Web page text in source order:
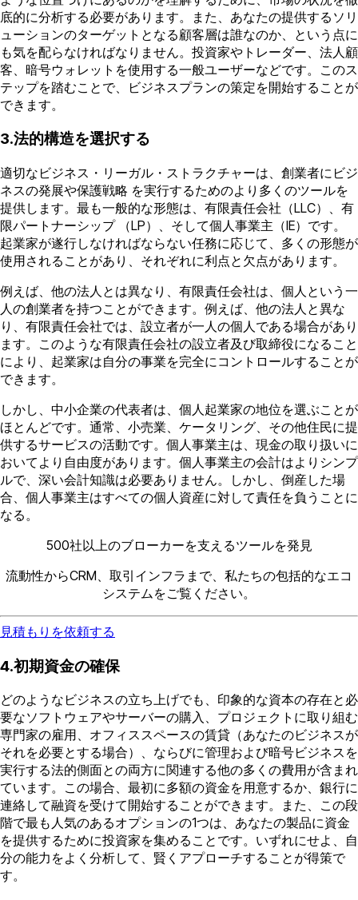
底的に分析する必要があります。また、あなたの提供するソリ
ューションのターゲットとなる顧客層は誰なのか、という点に
も気を配らなければなりません。投資家やトレーダー、法人顧
客、暗号ウォレットを使用する一般ユーザーなどです。このス
テップを踏むことで、ビジネスプランの策定を開始することが
できます。
3.法的構造を選択する
適切なビジネス・リーガル・ストラクチャーは、創業者にビジ
ネスの発展や保護戦略 を実行するためのより多くのツールを
提供します。最も一般的な形態は、有限責任会社（LLC）、有
限パートナーシップ （LP）、そして個人事業主（IE）です。
起業家が遂行しなければならない任務に応じて、多くの形態が
使用されることがあり、それぞれに利点と欠点があります。
例えば、他の法人とは異なり、有限責任会社は、個人という一
人の創業者を持つことができます。例えば、他の法人と異な
り、有限責任会社では、設立者が一人の個人である場合があり
ます。このような有限責任会社の設立者及び取締役になること
により、起業家は自分の事業を完全にコントロールすることが
できます。
しかし、中小企業の代表者は、個人起業家の地位を選ぶことが
ほとんどです。通常、小売業、ケータリング、その他住民に提
供するサービスの活動です。個人事業主は、現金の取り扱いに
おいてより自由度があります。個人事業主の会計はよりシンプ
ルで、深い会計知識は必要ありません。しかし、倒産した場
合、個人事業主はすべての個人資産に対して責任を負うことに
なる。
500社以上のブローカーを支えるツールを発見
流動性からCRM、取引インフラまで、私たちの包括的なエコ
システムをご覧ください。
見積もりを依頼する
4.初期資金の確保
どのようなビジネスの立ち上げでも、印象的な資本の存在と必
要なソフトウェアやサーバーの購入、プロジェクトに取り組む
専門家の雇用、オフィススペースの賃貸（あなたのビジネスが
それを必要とする場合）、ならびに管理および暗号ビジネスを
実行する法的側面との両方に関連する他の多くの費用が含まれ
ています。この場合、最初に多額の資金を用意するか、銀行に
連絡して融資を受けて開始することができます。また、この段
階で最も人気のあるオプションの1つは、あなたの製品に資金
を提供するために投資家を集めることです。いずれにせよ、自
分の能力をよく分析して、賢くアプローチすることが得策で
す。